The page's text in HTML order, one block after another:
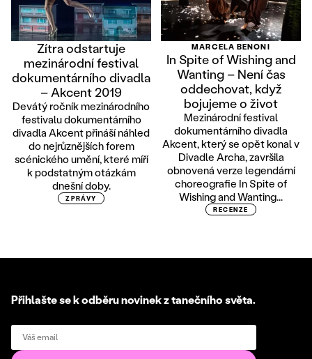
Zítra odstartuje
mezinárodní festival
dokumentárního divadla
– Akcent 2019
Devátý ročník mezinárodního
festivalu dokumentárního
divadla Akcent přináší náhled
do nejrůznějších forem
scénického umění, které míří
k podstatným otázkám
dnešní doby.
ZPRÁVY
MARCELA BENONI
In Spite of Wishing and
Wanting – Není čas
oddechovat, když
bojujeme o život
Mezinárodní festival
dokumentárního divadla
Akcent, který se opět konal v
Divadle Archa, završila
obnovená verze legendární
choreografie In Spite of
Wishing and Wanting...
RECENZE
Přihlašte se k odběru novinek z tanečního světa.